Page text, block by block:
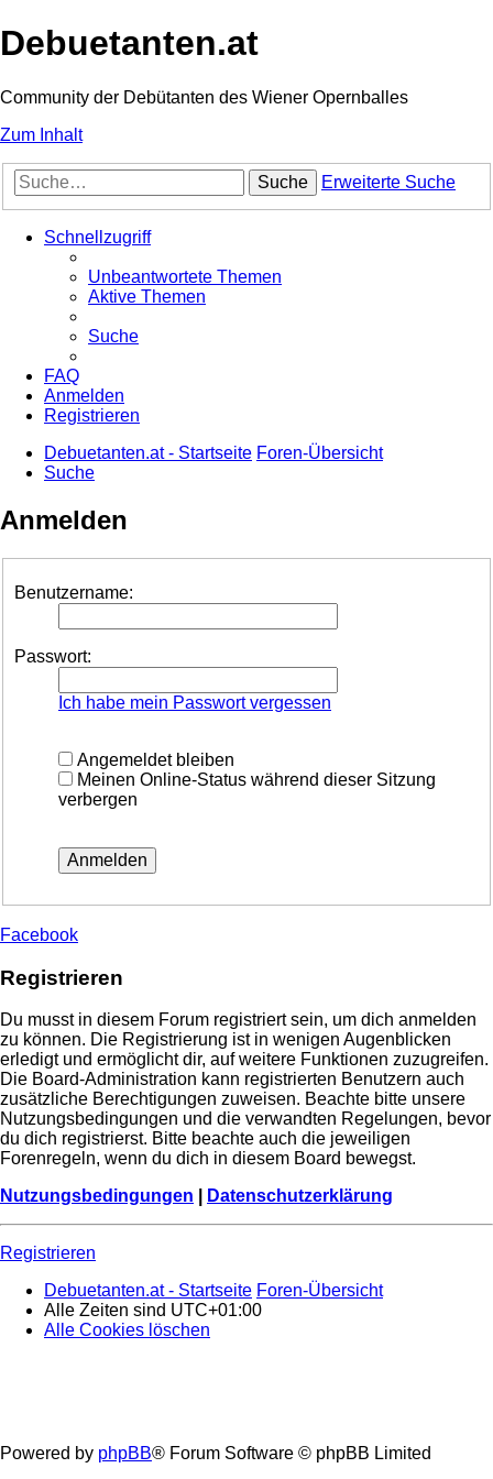
Debuetanten.at
Community der Debütanten des Wiener Opernballes
Zum Inhalt
Suche Erweiterte Suche
Schnellzugriff
Unbeantwortete Themen
Aktive Themen
Suche
FAQ
Anmelden
Registrieren
Debuetanten.at - Startseite Foren-Übersicht
Suche
Anmelden
Benutzername:
Passwort:
Ich habe mein Passwort vergessen
Angemeldet bleiben
Meinen Online-Status während dieser Sitzung
verbergen
Facebook
Registrieren
Du musst in diesem Forum registriert sein, um dich anmelden
zu können. Die Registrierung ist in wenigen Augenblicken
erledigt und ermöglicht dir, auf weitere Funktionen zuzugreifen.
Die Board-Administration kann registrierten Benutzern auch
zusätzliche Berechtigungen zuweisen. Beachte bitte unsere
Nutzungsbedingungen und die verwandten Regelungen, bevor
du dich registrierst. Bitte beachte auch die jeweiligen
Forenregeln, wenn du dich in diesem Board bewegst.
Nutzungsbedingungen
Datenschutzerklärung
Registrieren
Debuetanten.at - Startseite Foren-Übersicht
Alle Zeiten sind UTC+01:00
Alle Cookies löschen
Powered by phpBB® Forum Software © phpBB Limited